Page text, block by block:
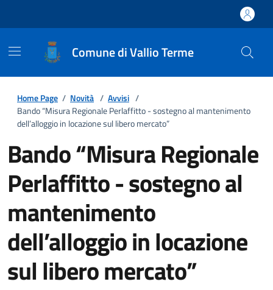
Comune di Vallio Terme
Home Page / Novità / Avvisi /
Bando “Misura Regionale Perlaffitto - sostegno al mantenimento
dell’alloggio in locazione sul libero mercato”
Bando “Misura Regionale
Perlaffitto - sostegno al
mantenimento
dell’alloggio in locazione
sul libero mercato”